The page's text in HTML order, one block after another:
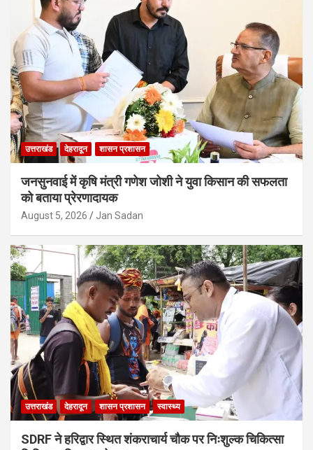
उत्तराखंड देहरादून शासन प्रशासन
जनसुनवाई में कृषि मंत्री गणेश जोशी ने युवा किसान की सफलता
को बताया प्रेरणादायक
August 5, 2026 Jan Sadan
उत्तराखंड देहरादून शासन प्रशासन स्वास्थ्य
SDRF ने हरिद्वार स्थित शंकराचार्य चौक पर निःशुल्क चिकित्सा